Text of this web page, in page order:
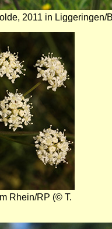
2011 in Liggeringen/
Rhein/RP (© T.